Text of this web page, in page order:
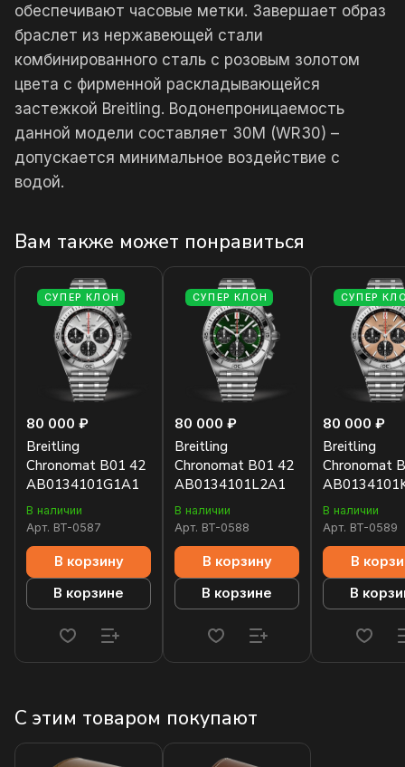
обеспечивают часовые метки. Завершает образ
браслет из нержавеющей стали
комбинированного сталь с розовым золотом
цвета с фирменной раскладывающейся
застежкой Breitling. Водонепроницаемость
данной модели составляет 30М (WR30) –
допускается минимальное воздействие с
водой.
Вам также может понравиться
СУПЕР КЛОН
80 000 ₽
Breitling
Chronomat B01 42
AB0134101G1A1
В наличии
Арт. BT-0587
В корзину
В корзине
СУПЕР КЛОН
80 000 ₽
Breitling
Chronomat B01 42
AB0134101L2A1
В наличии
Арт. BT-0588
В корзину
В корзине
СУПЕР
80 000 ₽
Breitling
Chronomat
В наличии
Арт. BT-0589
В
В
С этим товаром покупают